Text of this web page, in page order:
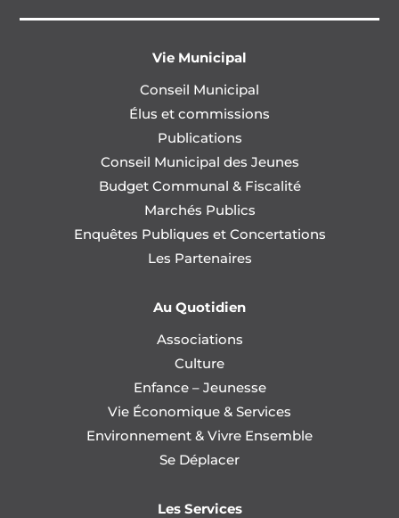
Vie Municipal
Conseil Municipal
Élus et commissions
Publications
Conseil Municipal des Jeunes
Budget Communal & Fiscalité
Marchés Publics
Enquêtes Publiques et Concertations
Les Partenaires
Au Quotidien
Associations
Culture
Enfance – Jeunesse
Vie Économique & Services
Environnement & Vivre Ensemble
Se Déplacer
Les Services